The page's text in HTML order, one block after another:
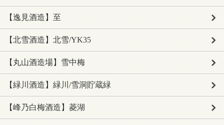
【逸見酒造】至
【北雪酒造】北雪/YK35
【丸山酒造場】雪中梅
【緑川酒造】緑川/雪洞貯蔵緑
【峰乃白梅酒造】菱湖